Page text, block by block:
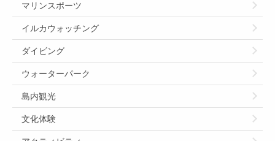
マリンスポーツ
イルカウォッチング
ダイビング
ウォーターパーク
島内観光
文化体験